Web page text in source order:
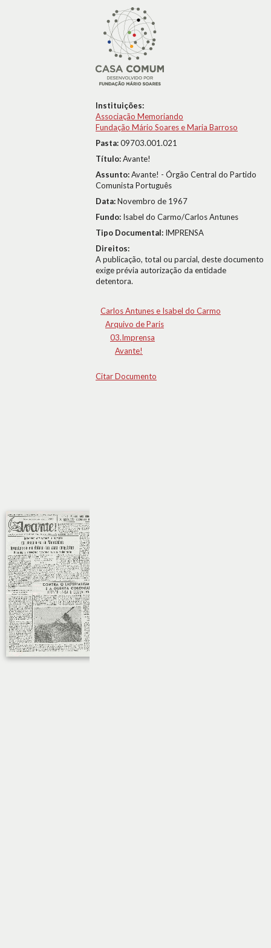
Instituições:
Associação Memoriando
Fundação Mário Soares e Maria Barroso
Pasta:09703.001.021
Título:Avante!
Assunto:Avante! - Órgão Central do Partido
Comunista Português
Data:Novembro de 1967
Fundo: Isabel do Carmo/Carlos Antunes
Tipo Documental: IMPRENSA
Direitos:
A publicação, total ou parcial, deste documento
exige prévia autorização da entidade
detentora.
Carlos Antunes e Isabel do Carmo
Arquivo de Paris
03.Imprensa
Avante!
Citar Documento